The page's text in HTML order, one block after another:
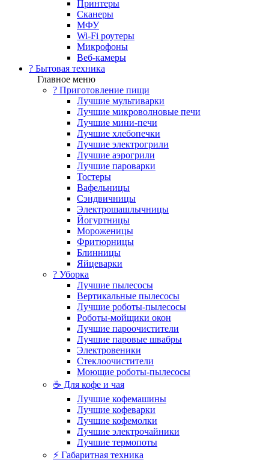
Принтеры
Сканеры
МФУ
Wi-Fi роутеры
Микрофоны
Веб-камеры
? Бытовая техника
Главное меню
? Приготовление пищи
Лучшие мультиварки
Лучшие микроволновые печи
Лучшие мини-печи
Лучшие хлебопечки
Лучшие электрогрили
Лучшие аэрогрили
Лучшие пароварки
Тостеры
Вафельницы
Сэндвичницы
Электрошашлычницы
Йогуртницы
Мороженицы
Фритюрницы
Блинницы
Яйцеварки
? Уборка
Лучшие пылесосы
Вертикальные пылесосы
Лучшие роботы-пылесосы
Роботы-мойщики окон
Лучшие пароочистители
Лучшие паровые швабры
Электровеники
Стеклоочистители
Моющие роботы-пылесосы
☕ Для кофе и чая
Лучшие кофемашины
Лучшие кофеварки
Лучшие кофемолки
Лучшие электрочайники
Лучшие термопоты
⚡ Габаритная техника